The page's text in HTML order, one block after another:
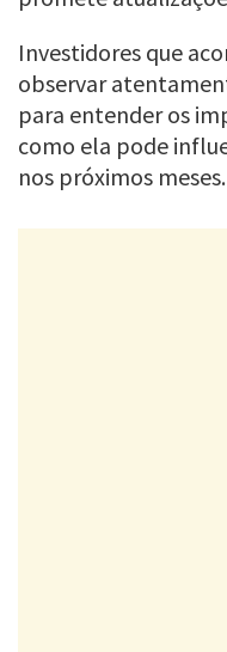
Investidores que
observar
para entender os
como ela pode
nos próximos meses.